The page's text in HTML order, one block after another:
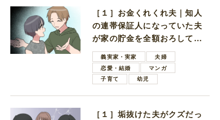
［１］お金くれくれ夫｜知人
の連帯保証人になっていた夫
が家の貯金を全額おろしてほ
しいと言ってきた
義実家・実家
夫婦
恋愛・結婚
マンガ
子育て
幼児
［１］垢抜けた夫がクズだっ